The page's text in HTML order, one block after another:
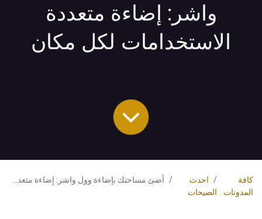
واشر: إضاءة متعددة
الاستخدامات لكل مكان
كافة
المدونات
احدث
الصيحات
أضئ مساحتك بإضاءة وول واشر: إضاءة متعددة الاستخدامات لكل مكان